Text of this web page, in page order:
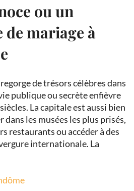
ou un
mariage à
de trésors célèbres dans
publique ou secrète enfièvre
La capitale est aussi bien
dans les musées les plus prisés,
restaurants ou accéder à des
internationale. La